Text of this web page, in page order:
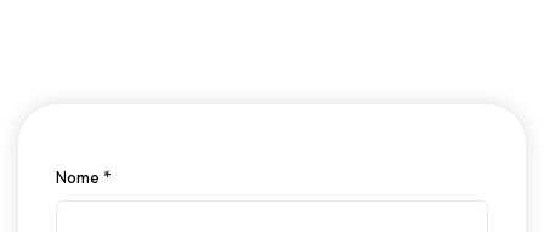
Nome *